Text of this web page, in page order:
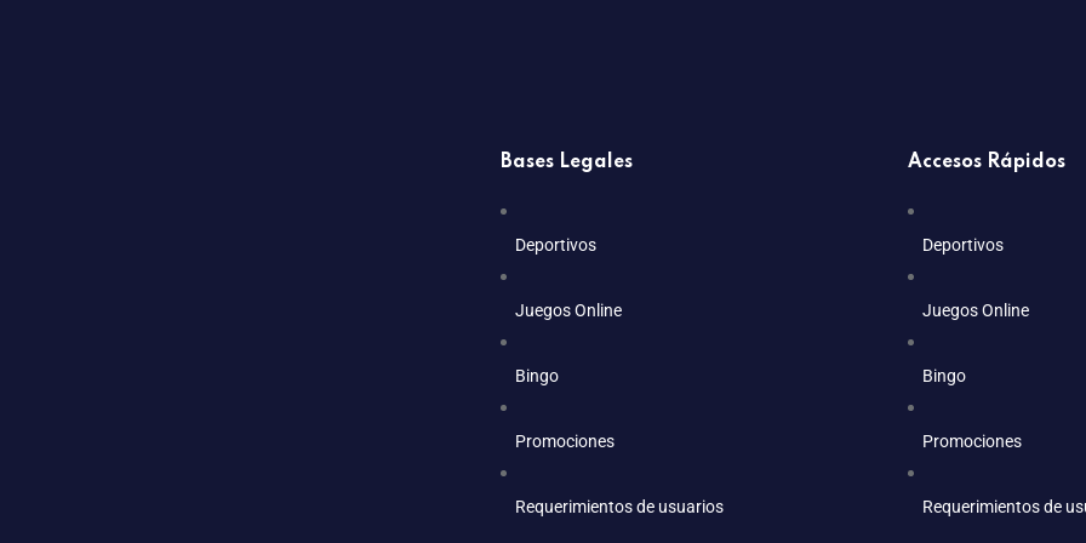
Bases Legales
Deportivos
Juegos Online
Bingo
Promociones
Requerimientos de usuarios
Accesos Rápidos
Deportivos
Juegos Online
Bingo
Promociones
Requerimientos de